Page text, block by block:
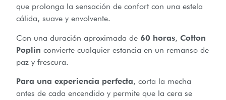
que prolonga la sensación de confort con una estela
cálida, suave y envolvente.
Con una duración aproximada de 60 horas, Cotton
Poplin convierte cualquier estancia en un remanso de
paz y frescura.
Para una experiencia perfecta, corta la mecha
antes de cada encendido y permite que la cera se